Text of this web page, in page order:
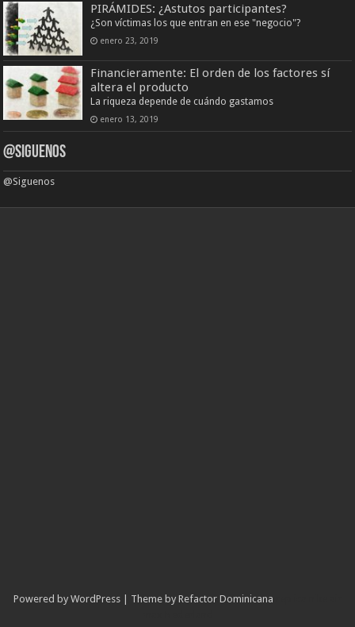
PIRÁMIDES: ¿Astutos participantes?
¿Son víctimas los que entran en ese "negocio"?
enero 23, 2019
Financieramente: El orden de los factores sí
altera el producto
La riqueza depende de cuándo gastamos
enero 13, 2019
@Siguenos
@Siguenos
Powered by WordPress | Theme by Refactor Dominicana